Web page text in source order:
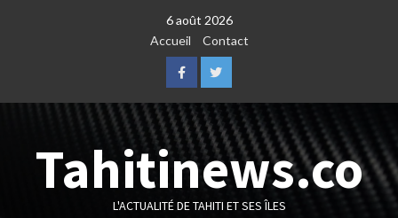
6 août 2026
Accueil
Contact
FacebookTwitter
Tahitinews.co
L'ACTUALITÉ DE TAHITI ET SES ÎLES